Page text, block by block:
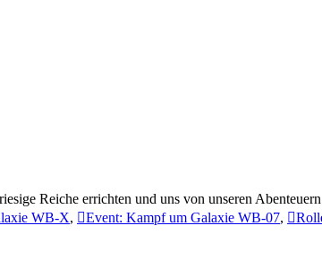
Reiche errichten und uns von unseren
WB-X, Event: Kampf um Galaxie WB-07,